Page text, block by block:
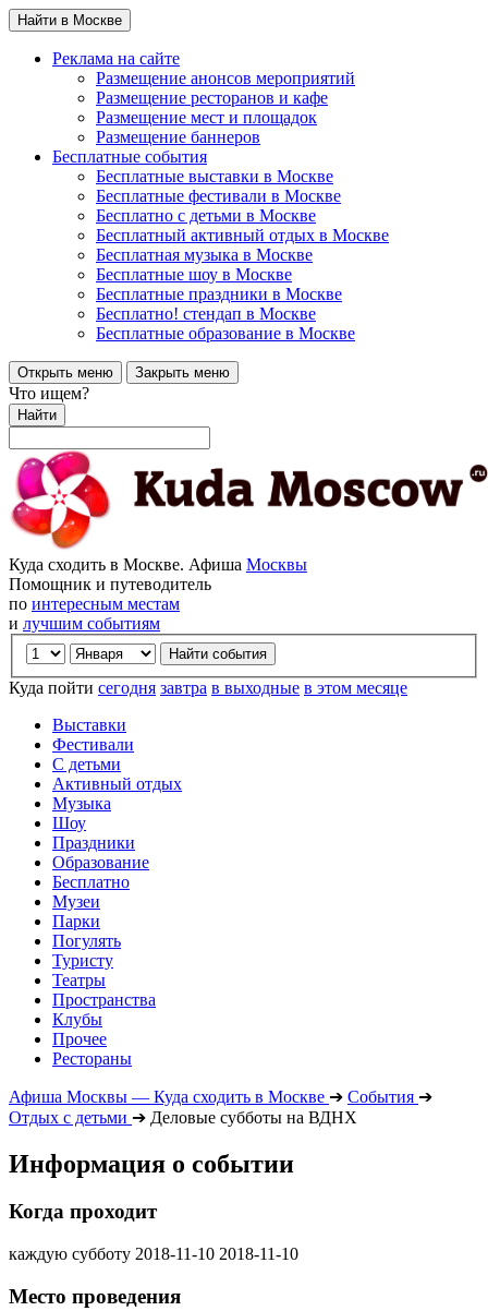
Найти в Москве
Реклама на сайте
Размещение анонсов мероприятий
Размещение ресторанов и кафе
Размещение мест и площадок
Размещение баннеров
Бесплатные события
Бесплатные выставки в Москве
Бесплатные фестивали в Москве
Бесплатно с детьми в Москве
Бесплатный активный отдых в Москве
Бесплатная музыка в Москве
Бесплатные шоу в Москве
Бесплатные праздники в Москве
Бесплатно! стендап в Москве
Бесплатные образование в Москве
Открыть меню Закрыть меню
Что ищем?
Найти
Куда сходить в Москве. Афиша Москвы
Помощник и путеводитель
по интересным местам
и лучшим событиям
Куда пойти сегодня завтра в выходные в этом месяце
Выставки
Фестивали
С детьми
Активный отдых
Музыка
Шоу
Праздники
Образование
Бесплатно
Музеи
Парки
Погулять
Туристу
Театры
Пространства
Клубы
Прочее
Рестораны
Афиша Москвы — Куда сходить в Москве ➔ События ➔
Отдых с детьми ➔ Деловые субботы на ВДНХ
Информация о событии
Когда проходит
каждую субботу 2018-11-10 2018-11-10
Место проведения